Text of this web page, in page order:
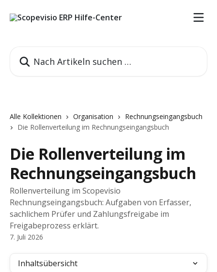
Alle Kollektionen Organisation
Rechnungseingangsbuch
Die Rollenverteilung im Rechnungseingangsbuch
Die Rollenverteilung im
Rechnungseingangsbuch
Rollenverteilung im Scopevisio
Rechnungseingangsbuch: Aufgaben von Erfasser,
sachlichem Prüfer und Zahlungsfreigabe im
Freigabeprozess erklärt.
7. Juli 2026
Inhaltsübersicht